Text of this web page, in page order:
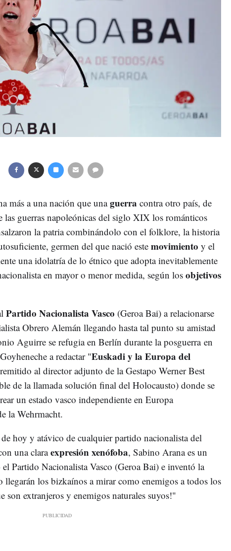
más a una nación que unaguerra contra otro país, de
las guerras napoleónicas del siglo XIX los románticos
la patria combinándolo con el folklore, la historia
germen del que nació este movimiento y el
una idolatría de lo étnico que adopta inevitablemente
en mayor o menor medida, según los objetivos
Partido Nacionalista Vasco (Geroa Bai) a relacionarse
Obrero Alemán llegando hasta tal punto su amistad
Aguirre se refugia en Berlín durante la posguerra en
a redactar "Euskadi y la Europa del
al director adjunto de la Gestapo Werner Best
de la llamada solución final del Holocausto) donde se
un estado vasco independiente en Europa
la Wehrmacht.
hoy y atávico de cualquier partido nacionalista del
una claraexpresión xenófoba, Sabino Arana es un
Partido Nacionalista Vasco (Geroa Bai) e inventó la
los bizkaínos a mirar como enemigos a todos los
son extranjeros y enemigos naturales suyos!"